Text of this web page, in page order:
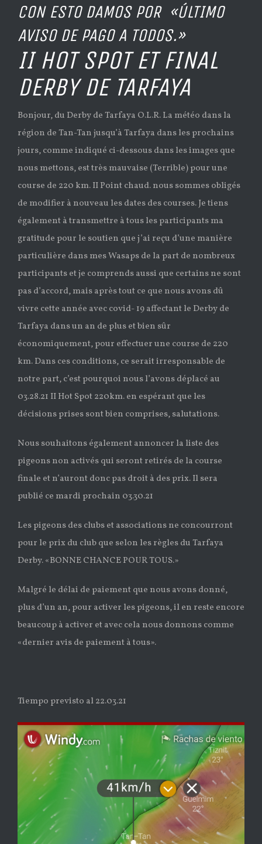
CON ESTO DAMOS POR «ÚLTIMO
AVISO DE PAGO A TODOS.»
II HOT SPOT ET FINAL
DERBY DE TARFAYA
Bonjour, du Derby de Tarfaya O.L.R. La météo dans la
région de Tan-Tan jusqu’à Tarfaya dans les prochains
jours, comme indiqué ci-dessous dans les images que
nous mettons, est très mauvaise (Terrible) pour une
course de 220 km. II Point chaud. nous sommes obligés
de modifier à nouveau les dates des courses. Je tiens
également à transmettre à tous les participants ma
gratitude pour le soutien que j’ai reçu d’une manière
particulière dans mes Wasaps de la part de nombreux
participants et je comprends aussi que certains ne sont
pas d’accord, mais après tout ce que nous avons dû
vivre cette année avec covid- 19 affectant le Derby de
Tarfaya dans un an de plus et bien sûr
économiquement, pour effectuer une course de 220
km. Dans ces conditions, ce serait irresponsable de
notre part, c’est pourquoi nous l’avons déplacé au
03.28.21 II Hot Spot 220km. en espérant que les
décisions prises sont bien comprises, salutations.
Nous souhaitons également annoncer la liste des
pigeons non activés qui seront retirés de la course
finale et n’auront donc pas droit à des prix. Il sera
publié ce mardi prochain 03.30.21
Les pigeons des clubs et associations ne concourront
pour le prix du club que selon les règles du Tarfaya
Derby. «BONNE CHANCE POUR TOUS.»
Malgré le délai de paiement que nous avons donné,
plus d’un an, pour activer les pigeons, il en reste encore
beaucoup à activer et avec cela nous donnons comme
«dernier avis de paiement à tous».
Tiempo previsto al 22.03.21